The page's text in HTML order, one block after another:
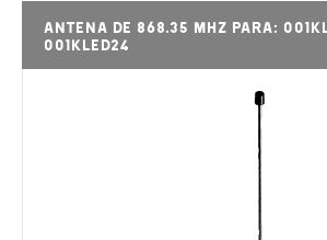
Antena de 868.35 MHz para:
001KLED24